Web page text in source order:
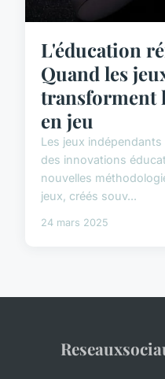
L'éducation
Quand les
transforment
en jeu
Les jeux
des innovations
nouvelles
jeux, créés souv...
24 mars 2025